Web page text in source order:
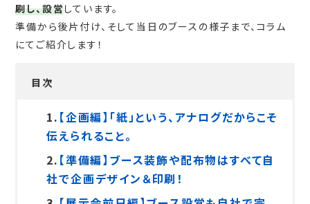
刷し、設営しています。
準備から後片付け、そして当日のブースの様子まで、コラム
にてご紹介します！
目次
1. 【企画編】「紙」という、アナログだからこそ
伝えられること。
2. 【準備編】ブース装飾や配布物はすべて自
社で企画デザイン＆印刷！